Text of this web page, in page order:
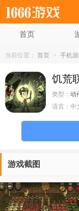
首页
当前位置： 首页 > 手机
饥荒
类型： 动
语言： 中
游戏截图